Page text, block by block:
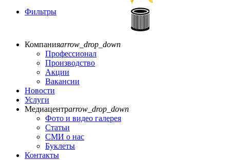
Фильтры
Компанияarrow_drop_down
Профессионал
Производство
Акции
Вакансии
Новости
Услуги
Медиацентрarrow_drop_down
Фото и видео галерея
Статьи
СМИ о нас
Буклеты
Контакты